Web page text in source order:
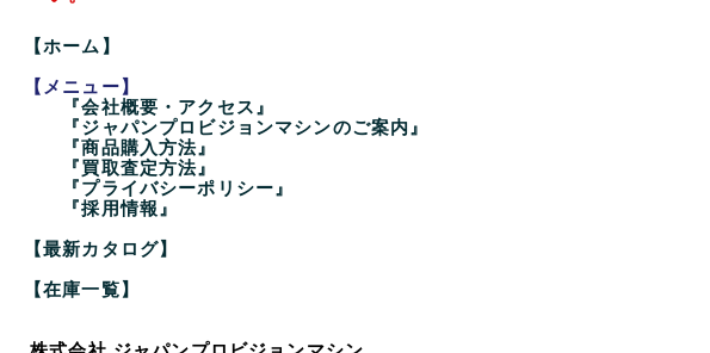
【ホーム】
【メニュー】
『会社概要・アクセス』
『ジャパンプロビジョンマシンのご案内』
『商品購入方法』
『買取査定方法』
『プライバシーポリシー』
『採用情報』
【最新カタログ】
【在庫一覧】